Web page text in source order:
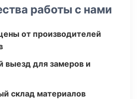
работы с нами
от производителей
выезд для замеров и
склад материалов